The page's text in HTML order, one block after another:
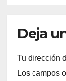
Deja
Tu dirección
Los campos